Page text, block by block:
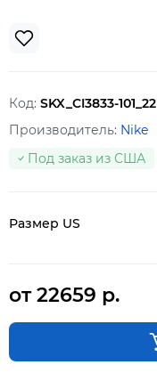
Код: SKX_CI3833-101_22
Производитель: Nike
Под заказ из США
Размер US
от 22659 р.